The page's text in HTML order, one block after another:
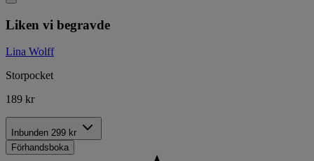
Liken vi begravde
Lina Wolff
Storpocket
189 kr
Inbunden 299 kr
Förhandsboka